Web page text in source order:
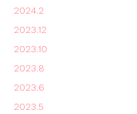
2024.2
2023.12
2023.10
2023.8
2023.6
2023.5